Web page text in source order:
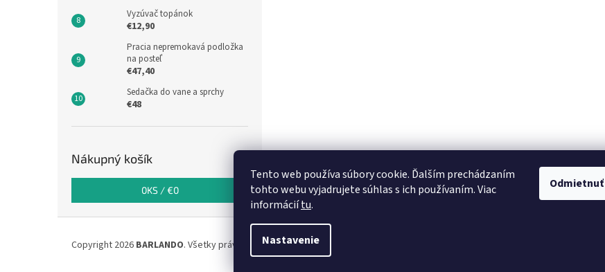
Tento web používa súbory cookie. Ďalším prechádzaním
tohto webu vyjadrujete súhlas s ich používaním. Viac
informáciítu.
Nastavenie
Odmietnuť
Vyzúvač topánok
€12,90
Pracia nepremokavá podložka
na posteľ
€47,40
Sedačka do vane a sprchy
€48
Nákupný košík
0KS /€0
Copyright 2026 BARLANDO. Všetky práva vyhradené.